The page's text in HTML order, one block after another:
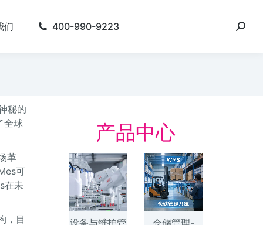
们 400-990-9223
秘的
全球
革
可
在未
，目
产品中心
设备与维护管
仓储管理-